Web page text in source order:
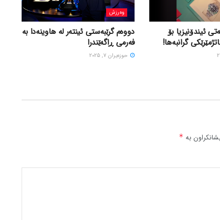
ئیندۆنیزیا بۆ
گرانبەها!
وەرزش
دووەم گرێبەستی ئینتەر لە هاوینەدا بە
فەرمی ڕاگەێندرا
حوزه‌یران 7, 2025
بە *